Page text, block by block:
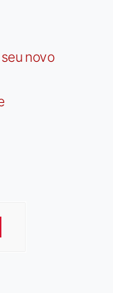
novo